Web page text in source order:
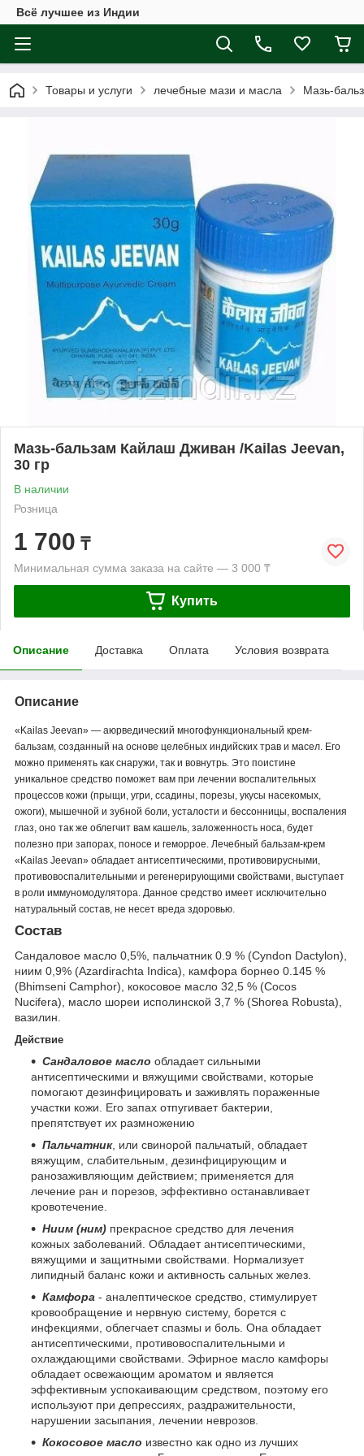
Всё лучшее из Индии
Товары и услуги лечебные мази и масла Мазь-
Мазь-бальзам Кайлаш Дживан /Kailas Jeevan,
30 гр
В наличии
Розница
1 700 ₸
Минимальная сумма заказа на сайте — 3 000 ₸
Купить
Описание Доставка Оплата Условия возврата
Описание
«Kailas Jeevan» — аюрведический многофункциональный крем-
бальзам, созданный на основе целебных индийских трав и масел. Его
можно применять как снаружи, так и вовнутрь. Это поистине
уникальное средство поможет вам при лечении воспалительных
процессов кожи (прыщи, угри, ссадины, порезы, укусы насекомых,
ожоги), мышечной и зубной боли, усталости и бессонницы, воспаления
глаз, оно так же облегчит вам кашель, заложенность носа, будет
полезно при запорах, поносе и геморрое. Лечебный бальзам-крем
«Kailas Jeevan» обладает антисептическими, противовирусными,
противовоспалительными и регенерирующими свойствами, выступает
в роли иммуномодулятора. Данное средство имеет исключительно
натуральный состав, не несет вреда здоровью.
Состав
Сандаловое масло 0,5%, пальчатник 0.9 % (Cyndon Dactylon),
ниим 0,9% (Azardirachta Indica), камфора борнео 0.145 %
(Bhimseni Camphor), кокосовое масло 32,5 % (Cocos
Nucifera), масло шореи исполинской 3,7 % (Shorea Robusta),
вазилин.
Действие
Сандаловое масло обладает сильными
антисептическими и вяжущими свойствами, которые
помогают дезинфицировать и заживлять пораженные
участки кожи. Его запах отпугивает бактерии,
препятствует их размножению
Пальчатник, или свинорой пальчатый, обладает
вяжущим, слабительным, дезинфицирующим и
ранозаживляющим действием; применяется для
лечение ран и порезов, эффективно останавливает
кровотечение.
Ниим (ним) прекрасное средство для лечения
кожных заболеваний. Обладает антисептическими,
вяжущими и защитными свойствами. Нормализует
липидный баланс кожи и активность сальных желез.
Камфора - аналептическое средство, стимулирует
кровообращение и нервную систему, борется с
инфекциями, облегчает спазмы и боль. Она обладает
антисептическими, противовоспалительными и
охлаждающими свойствами. Эфирное масло камфоры
обладает освежающим ароматом и является
эффективным успокаивающим средством, поэтому его
используют при депрессиях, раздражительности,
нарушении засыпания, лечении неврозов.
Кокосовое масло известно как одно из лучших